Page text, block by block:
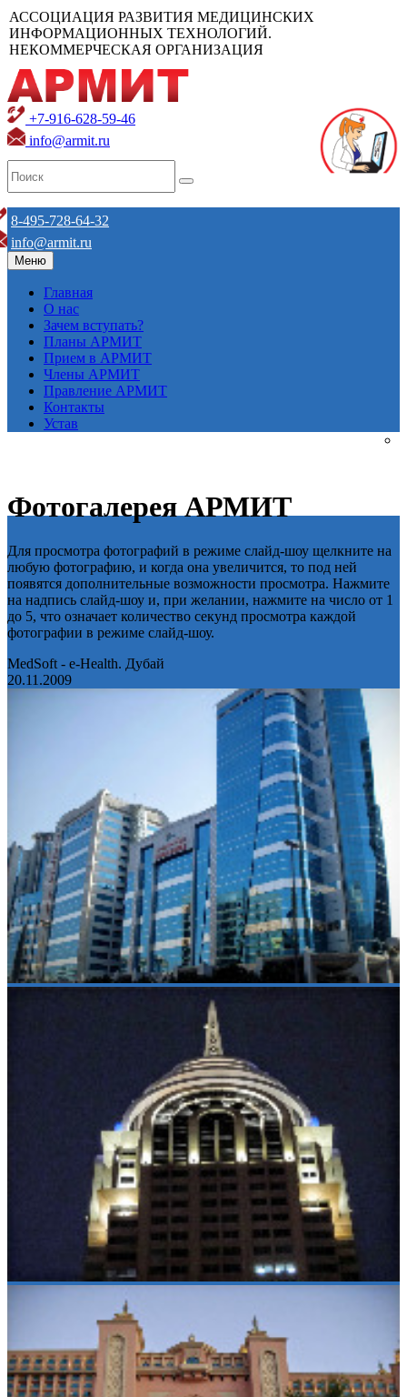
АССОЦИАЦИЯ РАЗВИТИЯ МЕДИЦИНСКИХ
ИНФОРМАЦИОННЫХ ТЕХНОЛОГИЙ.
НЕКОММЕРЧЕСКАЯ ОРГАНИЗАЦИЯ
+7-916-628-59-46
info@armit.ru
8-495-728-64-32
info@armit.ru
Меню
Главная
О нас
Зачем вступать?
Планы АРМИТ
Прием в АРМИТ
Члены АРМИТ
Правление АРМИТ
Контакты
Устав
Фотогалерея АРМИТ
Для просмотра фотографий в режиме слайд-шоу щелкните на
любую фотографию, и когда она увеличится, то под ней
появятся дополнительные возможности просмотра. Нажмите
на надпись слайд-шоу и, при желании, нажмите на число от 1
до 5, что означает количество секунд просмотра каждой
фотографии в режиме слайд-шоу.
MedSoft - e-Health. Дубай
20.11.2009